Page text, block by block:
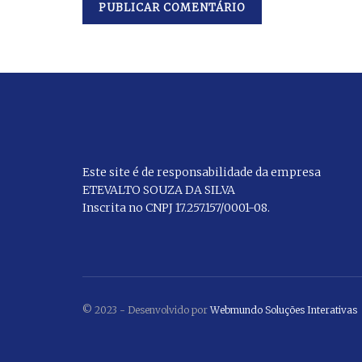
Este site é de responsabilidade da empresa
ETEVALTO SOUZA DA SILVA
Inscrita no CNPJ 17.257.157/0001-08.
© 2023 - Desenvolvido porWebmundo Soluções Interativas